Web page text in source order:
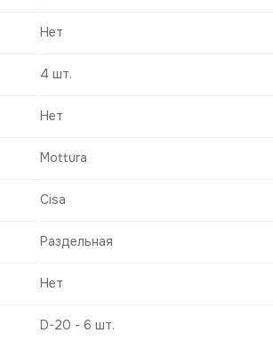
Нет
4 шт.
Нет
Mottura
Cisa
Раздельная
Нет
D-20 - 6 шт.